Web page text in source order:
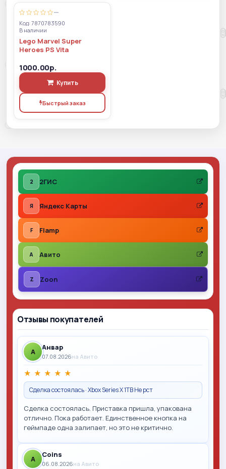
—
Код: 7870783590
В наличии
Lego Marvel Super
Heroes PS Vita
1000.00р.
Купить
Быстрый заказ
Отзывы покупателей
A Анвар
07.08.2026на Авито
★ ★ ★ ★ ★
Сделка состоялась · Xbox Series X 1TB Не рст
Сделка состоялась. Приставка пришла, упакована
отлично. Пока работает. Единственное кнопка на
геймпаде одна залипает, но это не критично.
A Coins
06.08.2026на Авито
2 2ГИС
Я Яндекс Карты
F Flamp
A Авито
Z Zoon